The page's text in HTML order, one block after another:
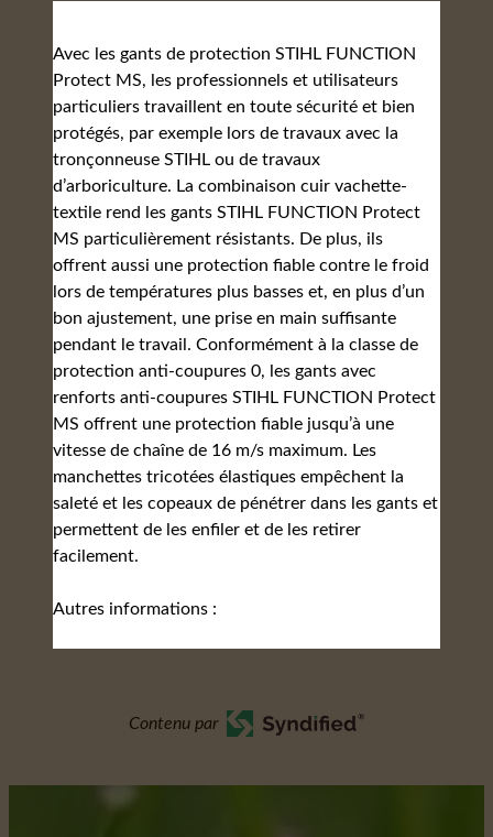
Avec les gants de protection STIHL FUNCTION
Protect MS, les professionnels et utilisateurs
particuliers travaillent en toute sécurité et bien
protégés, par exemple lors de travaux avec la
tronçonneuse STIHL ou de travaux
d’arboriculture. La combinaison cuir vachette-
textile rend les gants STIHL FUNCTION Protect
MS particulièrement résistants. De plus, ils
offrent aussi une protection fiable contre le froid
lors de températures plus basses et, en plus d’un
bon ajustement, une prise en main suffisante
pendant le travail. Conformément à la classe de
protection anti-coupures 0, les gants avec
renforts anti-coupures STIHL FUNCTION Protect
MS offrent une protection fiable jusqu’à une
vitesse de chaîne de 16 m/s maximum. Les
manchettes tricotées élastiques empêchent la
saleté et les copeaux de pénétrer dans les gants et
permettent de les enfiler et de les retirer
facilement.
Autres informations :
Contenu par